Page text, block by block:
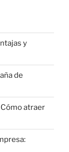
y
de
atraer